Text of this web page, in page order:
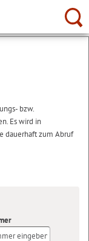
bzw.
Es wird in
dauerhaft zum Abruf